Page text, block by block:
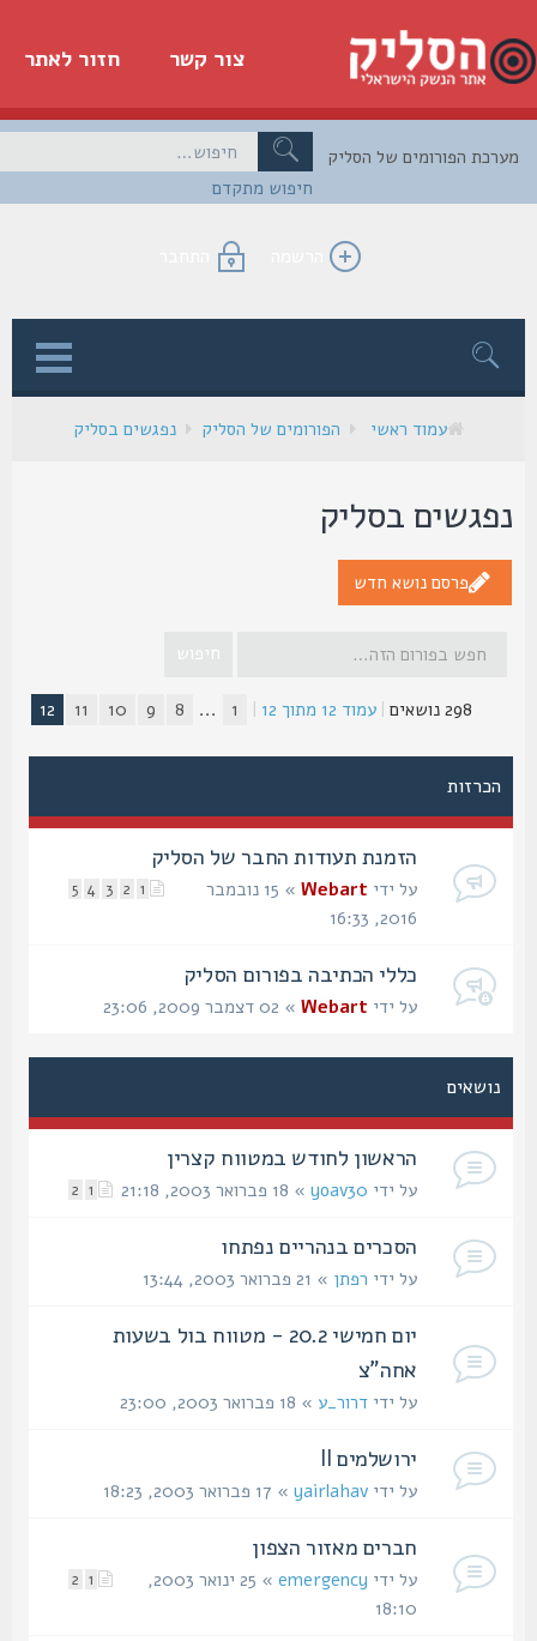
חזור לאתר צור קשר
חיפוש מתקדם
הפורומים של הסליק
הרשמה התחבר
עמוד ראשי הפורומים של הסליק נפגשים בסליק
בסליק
פרסם נושא חדש
|עמוד12מתוך12
|
1
...
8
9
10
11
12
הכרזות
הזמנת תעודות החבר של הסליק
2
3
4
5 על ידיWebart
» 15 נובמבר
כללי הכתיבה בפורום הסליק
על ידיWebart» 02 דצמבר 2009, 23:06
נושאים
הראשון לחודש במטווח קצרין
1
2 על ידיyoav30» 18 פברואר 2003, 21:18
הסכרים בנהריים נפתחו
על ידירפתן » 21 פברואר 2003, 13:44
יום חמישי 20.2 - מטווח בול בשעות
אחה"צ
על ידידרור_ע» 18 פברואר 2003, 23:00
ירושלמים II
על ידיyairlahav» 17 פברואר 2003, 18:23
חברים מאזור הצפון
2 על ידיemergency
» 25 ינואר 2003,
18:10